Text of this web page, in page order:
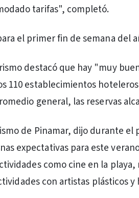
tarifas", completó.
el primer fin de semana del
destacó que hay "muy
110 establecimientos
general, las reservas
de Pinamar, dijo durante
expectativas para este
como cine en la
con artistas plásticos y